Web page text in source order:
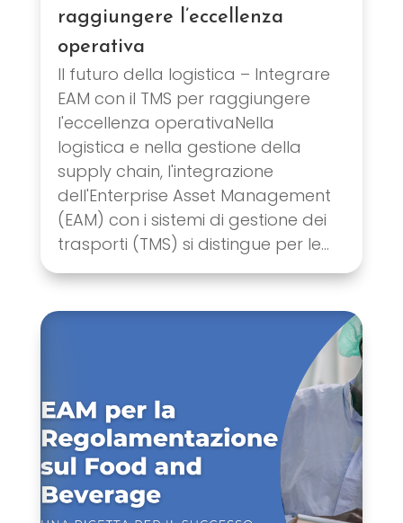
raggiungere l’eccellenza
operativa
Il futuro della logistica – Integrare
EAM con il TMS per raggiungere
l'eccellenza operativaNella
logistica e nella gestione della
supply chain, l'integrazione
dell'Enterprise Asset Management
(EAM) con i sistemi di gestione dei
trasporti (TMS) si distingue per le...